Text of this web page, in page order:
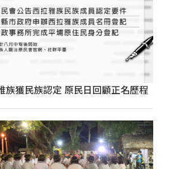
族獲民族認定 原民日回顧正名歷程